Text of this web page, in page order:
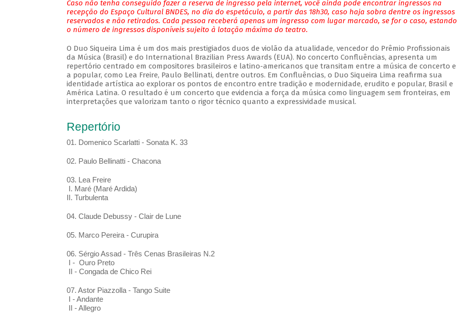
Caso não tenha conseguido fazer a reserva de ingresso pela internet, você ainda pode encontrar ingressos na
recepção do Espaço Cultural BNDES, no dia do espetáculo, a partir das 18h30, caso haja sobra dentre os ingressos
reservados e não retirados. Cada pessoa receberá apenas um ingresso com lugar marcado, se for o caso, estando
o número de ingressos disponíveis sujeito à lotação máxima do teatro.
O Duo Siqueira Lima é um dos mais prestigiados duos de violão da atualidade, vencedor do Prêmio Profissionais
da Música (Brasil) e do International Brazilian Press Awards (EUA). No concerto Confluências, apresenta um
repertório centrado em compositores brasileiros e latino-americanos que transitam entre a música de concerto e
a popular, como Lea Freire, Paulo Bellinati, dentre outros. Em Confluências, o Duo Siqueira Lima reafirma sua
identidade artística ao explorar os pontos de encontro entre tradição e modernidade, erudito e popular, Brasil e
América Latina. O resultado é um concerto que evidencia a força da música como linguagem sem fronteiras, em
interpretações que valorizam tanto o rigor técnico quanto a expressividade musical.
Repertório
01. Domenico Scarlatti - Sonata K. 33
02. Paulo Bellinatti - Chacona
03. Lea Freire
I. Maré (Maré Ardida)
II. Turbulenta
04. Claude Debussy - Clair de Lune
05. Marco Pereira - Curupira
06. Sérgio Assad - Três Cenas Brasileiras N.2
I - Ouro Preto
II - Congada de Chico Rei
07. Astor Piazzolla - Tango Suite
I - Andante
II - Allegro